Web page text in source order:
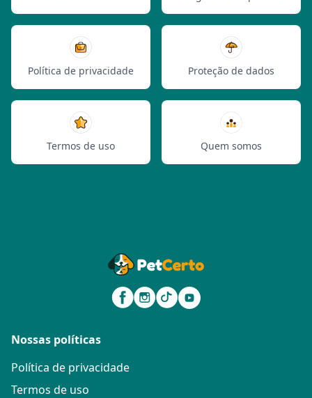
Política de privacidade Proteção de dados
Termos de uso Quem somos
Nossas políticas
Política de privacidade
Termos de uso